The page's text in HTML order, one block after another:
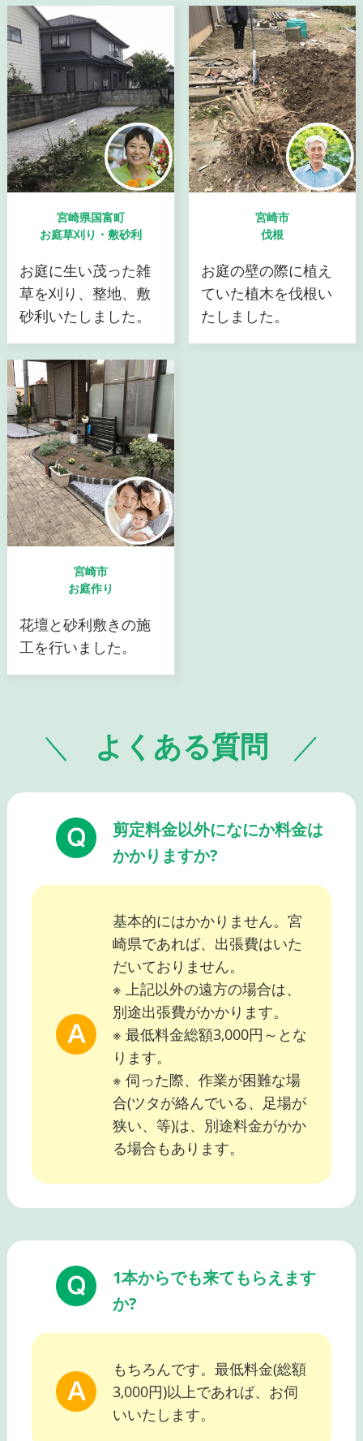
宮崎県国富町
お庭草刈り・敷砂利
お庭に生い茂った雑
草を刈り、整地、敷
砂利いたしました。
宮崎市
伐根
お庭の壁の際に植え
ていた植木を伐根い
たしました。
宮崎市
お庭作り
花壇と砂利敷きの施
工を行いました。
よくある質問
剪定料金以外になにか料金は
かかりますか?
基本的にはかかりません。宮
崎県であれば、出張費はいた
だいておりません。
※ 上記以外の遠方の場合は、
別途出張費がかかります。
※ 最低料金総額3,000円～とな
ります。
※ 伺った際、作業が困難な場
合(ツタが絡んでいる、足場が
狭い、等)は、別途料金がかか
る場合もあります。
1本からでも来てもらえます
か?
もちろんです。最低料金(総額
3,000円)以上であれば、お伺
いいたします。